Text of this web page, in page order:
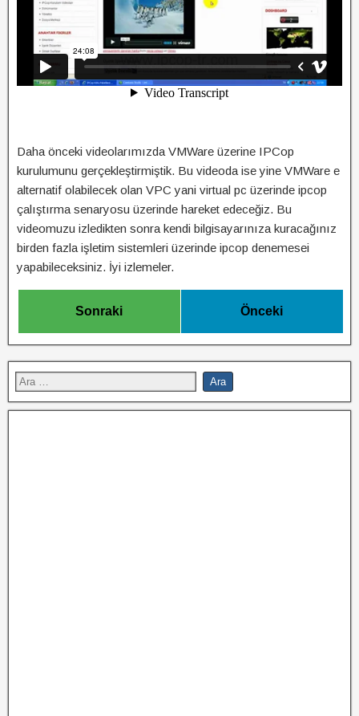
Daha önceki videolarımızda VMWare üzerine IPCop
kurulumunu gerçekleştirmiştik. Bu videoda ise yine VMWare e
alternatif olabilecek olan VPC yani virtual pc üzerinde ipcop
çalıştırma senaryosu üzerinde hareket edeceğiz. Bu
videomuzu izledikten sonra kendi bilgisayarınıza kuracağınız
birden fazla işletim sistemleri üzerinde ipcop denemesei
yapabileceksiniz. İyi izlemeler.
Sonraki Önceki